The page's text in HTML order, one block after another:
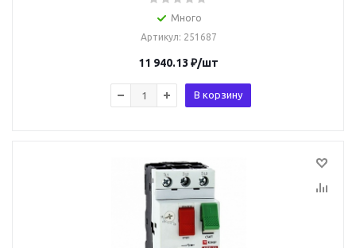
Много
Артикул: 251687
11 940.13 ₽/шт
В корзину